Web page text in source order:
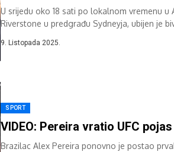
U srijedu oko 18 sati po lokalnom vremenu u
Riverstone u predgrađu Sydneyja, ubijen je
9. Listopada 2025.
SPORT
VIDEO: Pereira vratio UFC
Brazilac Alex Pereira ponovno je postao